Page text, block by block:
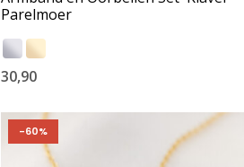
Parelmoer
30,90
-60%